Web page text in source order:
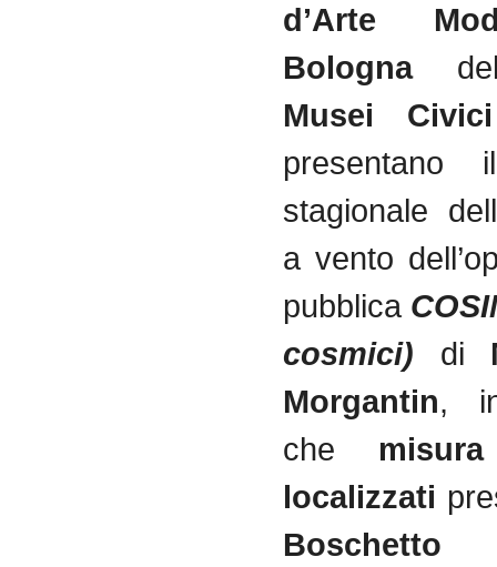
d’Arte
Bologna
Musei
presentano
stagionale
a vento
pubblica
cosmici) di
Morgantin,
che misura
localizzati